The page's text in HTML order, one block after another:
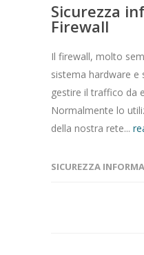
Sicurezza
Firewall
Il firewall, molto
sistema hardware
gestire il traffico da
Normalmente lo
della nostra rete...
SICUREZZA